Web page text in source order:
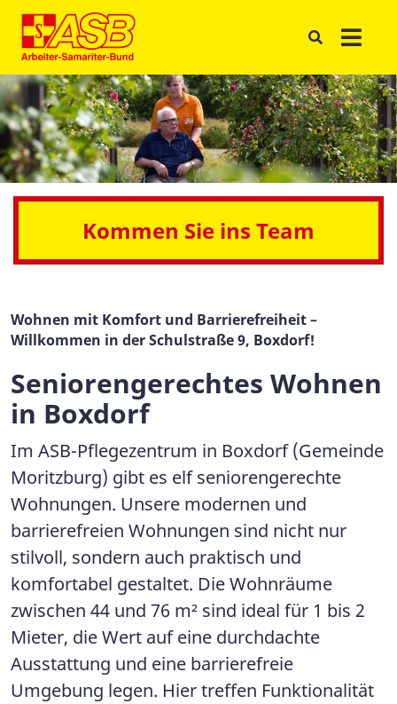
Kommen Sie ins Team
Wohnen mit Komfort und Barrierefreiheit –
Willkommen in der Schulstraße 9, Boxdorf!
Seniorengerechtes Wohnen
in Boxdorf
Im ASB-Pflegezentrum in Boxdorf (Gemeinde
Moritzburg) gibt es elf seniorengerechte
Wohnungen. Unsere modernen und
barrierefreien Wohnungen sind nicht nur
stilvoll, sondern auch praktisch und
komfortabel gestaltet. Die Wohnräume
zwischen 44 und 76 m² sind ideal für 1 bis 2
Mieter, die Wert auf eine durchdachte
Ausstattung und eine barrierefreie
Umgebung legen. Hier treffen Funktionalität